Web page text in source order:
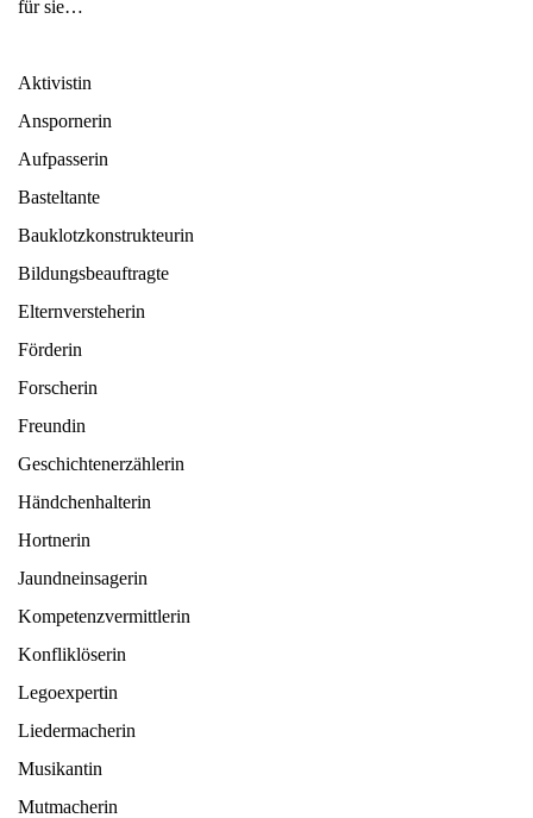
für sie…
Aktivistin
Anspornerin
Aufpasserin
Basteltante
Bauklotzkonstrukteurin
Bildungsbeauftragte
Elternversteherin
Förderin
Forscherin
Freundin
Geschichtenerzählerin
Händchenhalterin
Hortnerin
Jaundneinsagerin
Kompetenzvermittlerin
Konfliklöserin
Legoexpertin
Liedermacherin
Musikantin
Mutmacherin